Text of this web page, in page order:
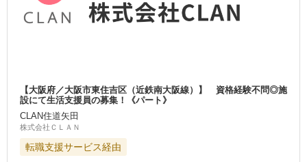
【大阪府／大阪市東住吉区（近鉄南大阪線）】 資格経験不問◎施
設にて生活支援員の募集！《パート》
CLAN住道矢田
株式会社ＣＬＡＮ
転職支援サービス経由